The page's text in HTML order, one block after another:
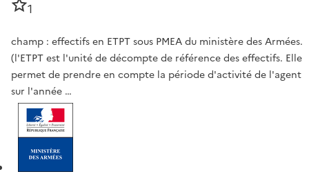
1
champ : effectifs en ETPT sous PMEA du ministère des Armées.
(l'ETPT est l'unité de décompte de référence des effectifs. Elle
permet de prendre en compte la période d'activité de l'agent
sur l'année …